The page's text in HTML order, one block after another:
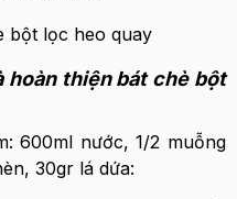
hoàn thiện bát chè bột
600ml nước, 1/2 muỗng
30gr lá dứa: